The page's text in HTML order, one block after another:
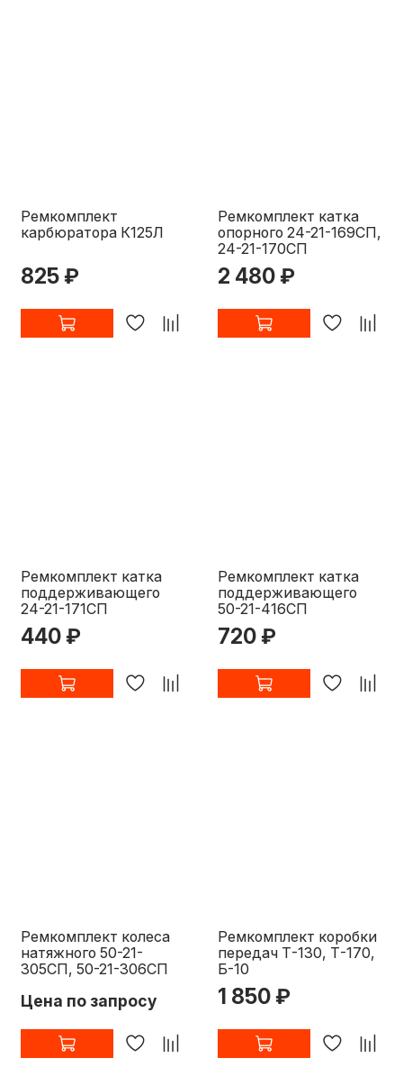
Ремкомплект
карбюратора К125Л
825 ₽
Ремкомплект катка
опорного 24-21-169СП,
24-21-170СП
2 480 ₽
Ремкомплект катка
поддерживающего
24-21-171СП
440 ₽
Ремкомплект катка
поддерживающего
50-21-416СП
720 ₽
Ремкомплект колеса
натяжного 50-21-
305СП, 50-21-306СП
Цена по запросу
Ремкомплект коробки
передач Т-130, Т-170,
Б-10
1 850 ₽